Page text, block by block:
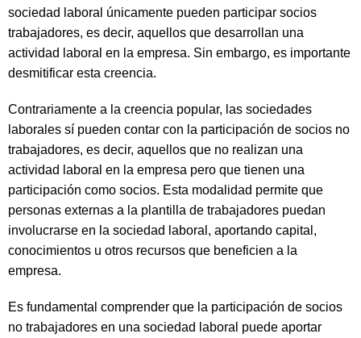
sociedad laboral únicamente pueden participar socios
trabajadores, es decir, aquellos que desarrollan una
actividad laboral en la empresa. Sin embargo, es importante
desmitificar esta creencia.
Contrariamente a la creencia popular, las sociedades
laborales sí pueden contar con la participación de socios no
trabajadores, es decir, aquellos que no realizan una
actividad laboral en la empresa pero que tienen una
participación como socios. Esta modalidad permite que
personas externas a la plantilla de trabajadores puedan
involucrarse en la sociedad laboral, aportando capital,
conocimientos u otros recursos que beneficien a la
empresa.
Es fundamental comprender que la participación de socios
no trabajadores en una sociedad laboral puede aportar